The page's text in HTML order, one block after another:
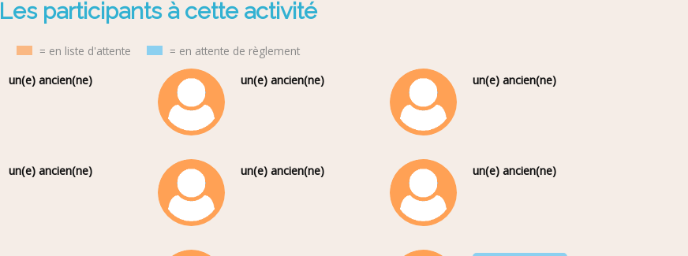
Les participants à cette activité
= en liste d'attente
= en attente de règlement
un(e) ancien(ne) un(e) ancien(ne) un(e) ancien(ne)
un(e) ancien(ne) un(e) ancien(ne) un(e) ancien(ne)